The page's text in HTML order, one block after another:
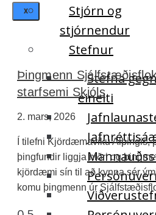
X
Stjórn og
stjórnendur
Stefnur
Stefna
einelti
Þingmenn
starfsemi Skjóls
2. mars, 2026
Í tilefni Kjördæmaviku Alþingis,
þingfundir liggja niðri og
kjördæmi sín til að kynna sér
komu þingmenn úr